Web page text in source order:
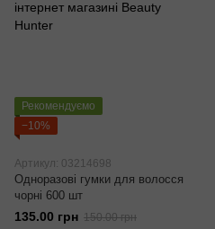
Рекомендуємо
−10%
Артикул: 03214698
Одноразові гумки для волосся
чорні 600 шт
135.00 грн 150.00 грн